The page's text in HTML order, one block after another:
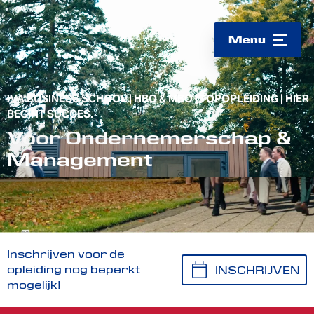
Logo
Menu
IVA BUSINESS SCHOOL | HBO & MBO | TOPOPLEIDING | HIER
BEGINT SUCCES.
Voor Ondernemerschap &
Management
Inschrijven voor de
opleiding nog beperkt
mogelijk!
INSCHRIJVEN